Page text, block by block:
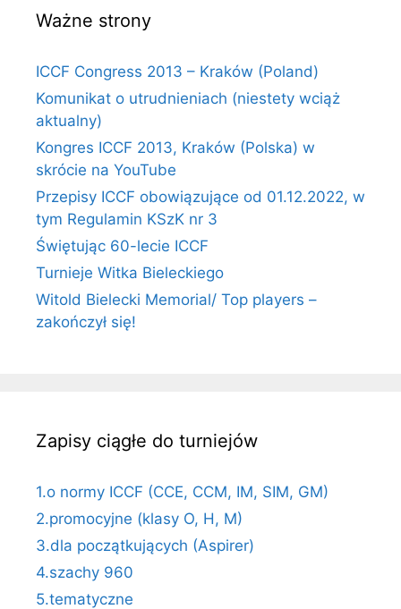
Ważne strony
ICCF Congress 2013 – Kraków (Poland)
Komunikat o utrudnieniach (niestety wciąż
aktualny)
Kongres ICCF 2013, Kraków (Polska) w
skrócie na YouTube
Przepisy ICCF obowiązujące od 01.12.2022, w
tym Regulamin KSzK nr 3
Świętując 60-lecie ICCF
Turnieje Witka Bieleckiego
Witold Bielecki Memorial/ Top players –
zakończył się!
Zapisy ciągłe do turniejów
1.o normy ICCF (CCE, CCM, IM, SIM, GM)
2.promocyjne (klasy O, H, M)
3.dla początkujących (Aspirer)
4.szachy 960
5.tematyczne